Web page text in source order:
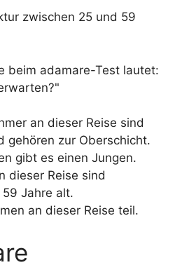
zwischen 25 und 59
beim adamare-Test lautet:
an dieser Reise sind
gehören zur Oberschicht.
gibt es einen Jungen.
dieser Reise sind
Jahre alt.
an dieser Reise teil.